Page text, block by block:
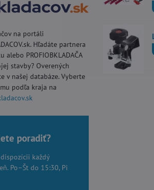
na portáli
Hľadáte partnera
alebo PROFIOBKLADAČA
stavby? Overených
v našej databáze. Vyberte
podľa kraja na
poradiť?
dispozícii každý
Po–Št do 15:30, Pi